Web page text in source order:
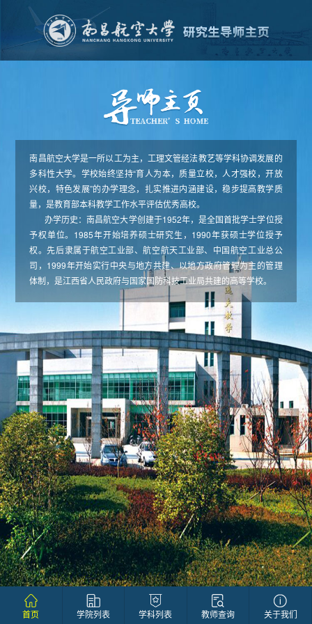
南昌航空大学是一所以工为主，工理文管经法教艺等学科协调发展的
多科性大学。学校始终坚持“育人为本，质量立校，人才强校，开放
兴校，特色发展”的办学理念，扎实推进内涵建设，稳步提高教学质
量，是教育部本科教学工作水平评估优秀高校。
办学历史：南昌航空大学创建于1952年，是全国首批学士学位授
予权单位。1985年开始培养硕士研究生，1990年获硕士学位授予
权。先后隶属于航空工业部、航空航天工业部、中国航空工业总公
司，1999年开始实行中央与地方共建、以地方政府管理为主的管理
体制，是江西省人民政府与国家国防科技工业局共建的高等学校。
首页 学院列表 学科列表 教师查询 关于我们